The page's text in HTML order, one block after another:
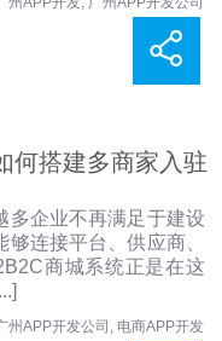
何搭建多商家入驻
多企业不再满足于建设
连接平台、供应商、
商城系统正是在这
州APP开发公司 , 电商APP开发